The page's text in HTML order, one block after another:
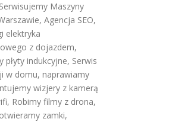
Serwisujemy Maszyny
, Agencja SEO,
elektryka
z dojazdem,
płyty indukcyjne, Serwis
w domu, naprawiamy
wizjery z kamerą
, Robimy filmy z drona,
zamki,